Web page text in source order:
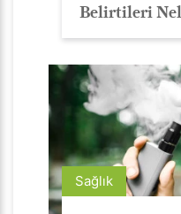
Belirtileri
Sağlık